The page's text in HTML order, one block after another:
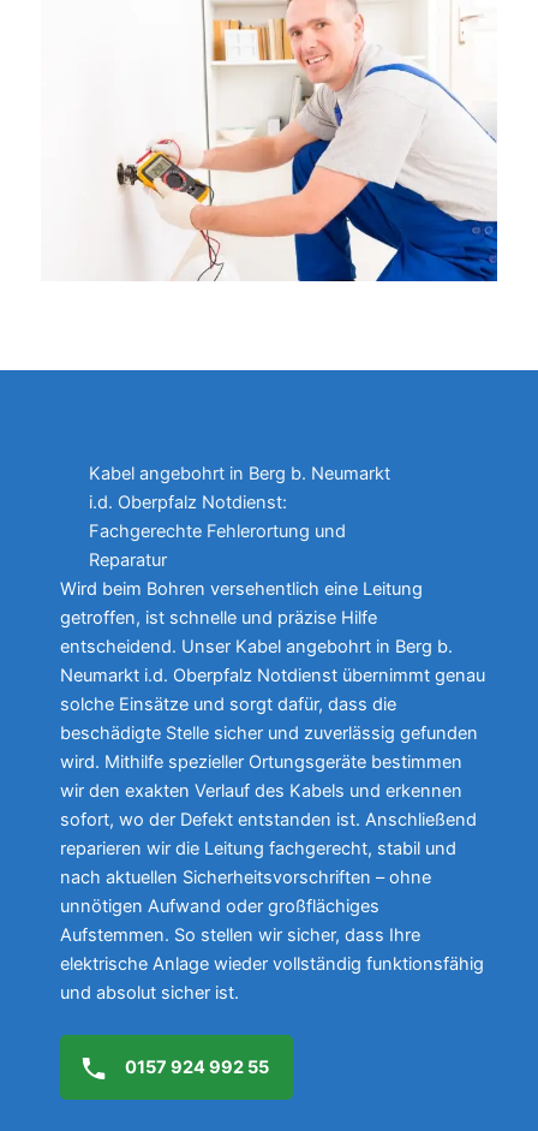
Kabel angebohrt in Berg b. Neumarkt
i.d. Oberpfalz Notdienst:
Fachgerechte Fehlerortung und
Reparatur
Wird beim Bohren versehentlich eine Leitung
getroffen, ist schnelle und präzise Hilfe
entscheidend. Unser Kabel angebohrt in Berg b.
Neumarkt i.d. Oberpfalz Notdienst übernimmt genau
solche Einsätze und sorgt dafür, dass die
beschädigte Stelle sicher und zuverlässig gefunden
wird. Mithilfe spezieller Ortungsgeräte bestimmen
wir den exakten Verlauf des Kabels und erkennen
sofort, wo der Defekt entstanden ist. Anschließend
reparieren wir die Leitung fachgerecht, stabil und
nach aktuellen Sicherheitsvorschriften – ohne
unnötigen Aufwand oder großflächiges
Aufstemmen. So stellen wir sicher, dass Ihre
elektrische Anlage wieder vollständig funktionsfähig
und absolut sicher ist.
0157 924 992 55